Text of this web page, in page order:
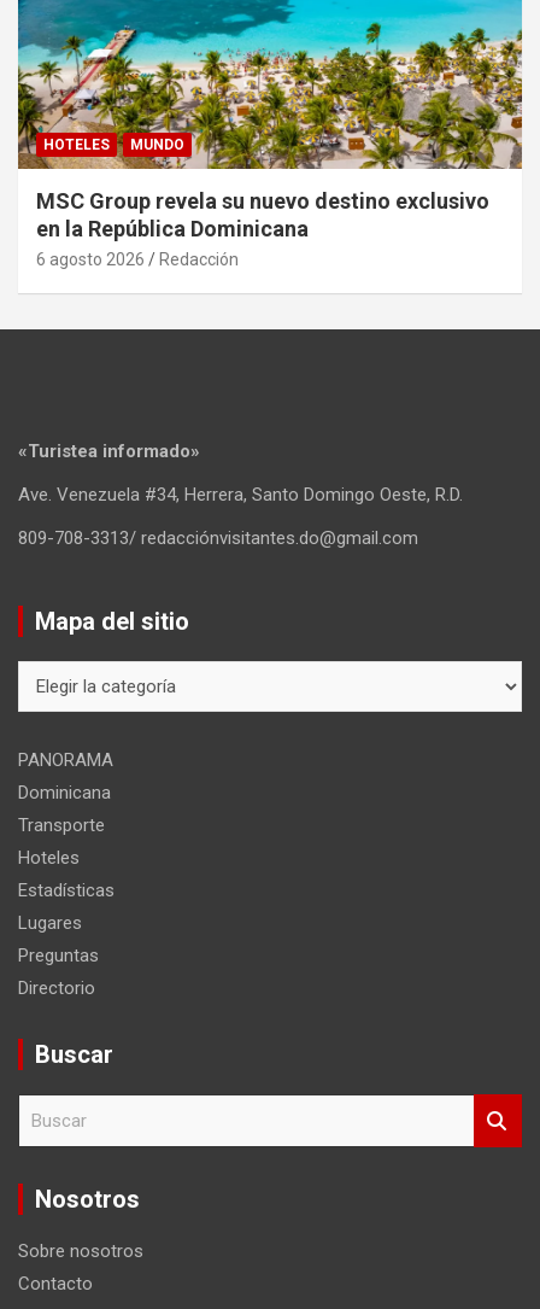
HOTELES MUNDO
MSC Group revela su nuevo destino exclusivo
en la República Dominicana
6 agosto 2026 Redacción
«Turistea informado»
Ave. Venezuela #34, Herrera, Santo Domingo Oeste, R.D.
809-708-3313/ redacciónvisitantes.do@gmail.com
Mapa del sitio
del
PANORAMA
Dominicana
Transporte
Hoteles
Estadísticas
Lugares
Preguntas
Directorio
Buscar
c
Nosotros
Sobre nosotros
Contacto